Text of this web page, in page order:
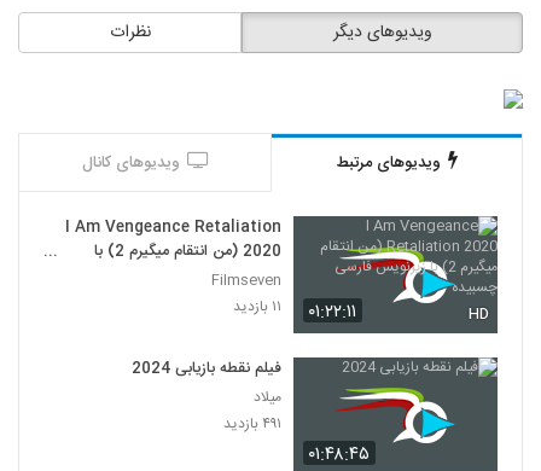
نظرات ویدیوهای دیگر
ویدیوهای مرتبط ویدیوهای کانال
۰۱:۲۲:۱۱ HD
I Am Vengeance Retaliation
2020 (من انتقام میگیرم 2) با
زیرنویس فارسی چسبیده
Filmseven
۱۱ بازدید
۰۱:۴۸:۴۵
فیلم نقطه بازیابی 2024
میلاد
۴۹۱ بازدید